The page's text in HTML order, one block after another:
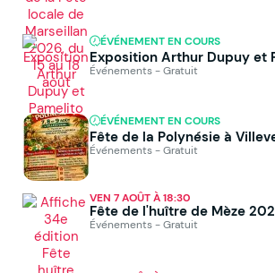
ÉVÉNEMENT EN COURS
Exposition Arthur Dupuy et
Événements - Gratuit
ÉVÉNEMENT EN COURS
Fête de la Polynésie à
Événements - Gratuit
VEN 7 AOÛT À 18:30
Fête de l'huître de Mèze
Événements - Gratuit